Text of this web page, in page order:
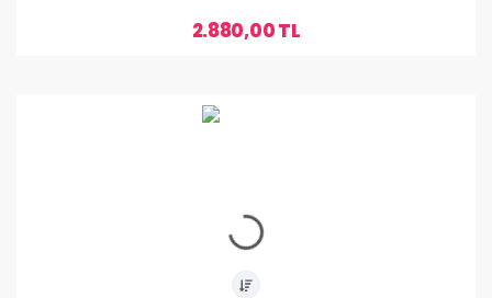
2.880,00 TL